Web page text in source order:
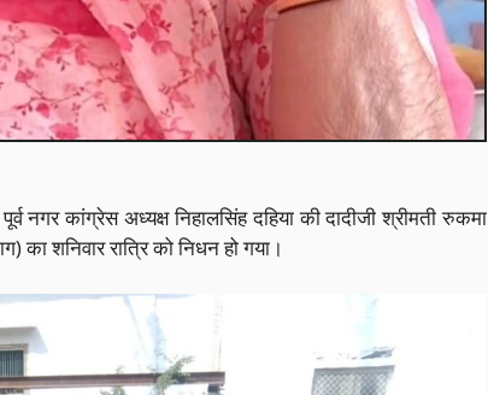
नगर कांग्रेस अध्यक्ष निहालसिंह दहिया की दादीजी श्रीमती रुकमा
का शनिवार रात्रि को निधन हो गया।